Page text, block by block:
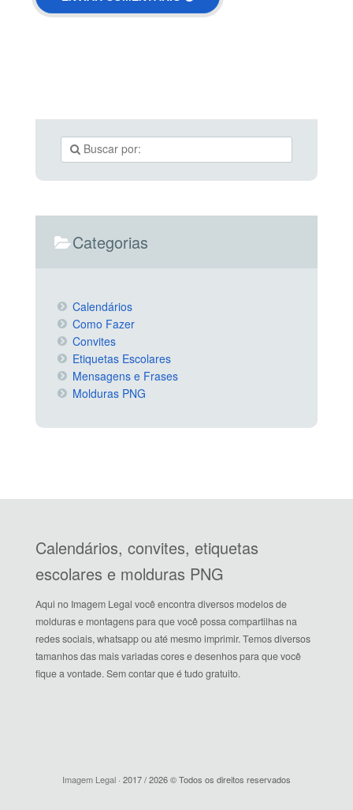
Categorias
Calendários
Como Fazer
Convites
Etiquetas Escolares
Mensagens e Frases
Molduras PNG
Calendários, convites, etiquetas
escolares e molduras PNG
Aqui no Imagem Legal você encontra diversos modelos de
molduras e montagens para que você possa compartilhas na
redes sociais, whatsapp ou até mesmo imprimir. Temos diversos
tamanhos das mais variadas cores e desenhos para que você
fique a vontade. Sem contar que é tudo gratuito.
Imagem Legal · 2017 / 2026 © Todos os direitos reservados